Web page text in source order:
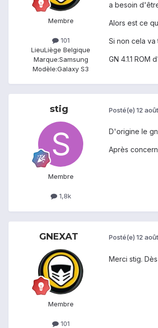
Membre
101
LieuLiège Belgique
Marque:Samsung
Modèle:Galaxy S3
a besoin
Alors est ce
Si non cela va
GN 4.1.1
stig
Membre
1,8k
Posté(e) 12
D'origine le
Après
GNEXAT
Membre
101
Posté(e) 12
Merci stig.